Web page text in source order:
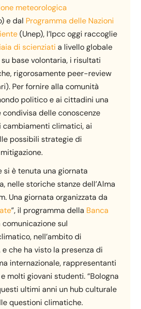
meteorologica
e dal Programma delle Nazioni
(Unep), l’Ipcc oggi raccoglie
di scienziati a livello globale
base volontaria, i risultati
rigorosamente peer-review
Per fornire alla comunità
politico e ai cittadini una
condivisa delle conoscenze
cambiamenti climatici, ai
possibili strategie di
si è tenuta una giornata
nelle storiche stanze dell’Alma
Una giornata organizzata da
”, il programma della Banca
comunicazione sul
nell’ambito di
e che ha visto la presenza di
internazionale, rappresentanti
molti giovani studenti. “Bologna
ultimi anni un hub culturale
questioni climatiche.